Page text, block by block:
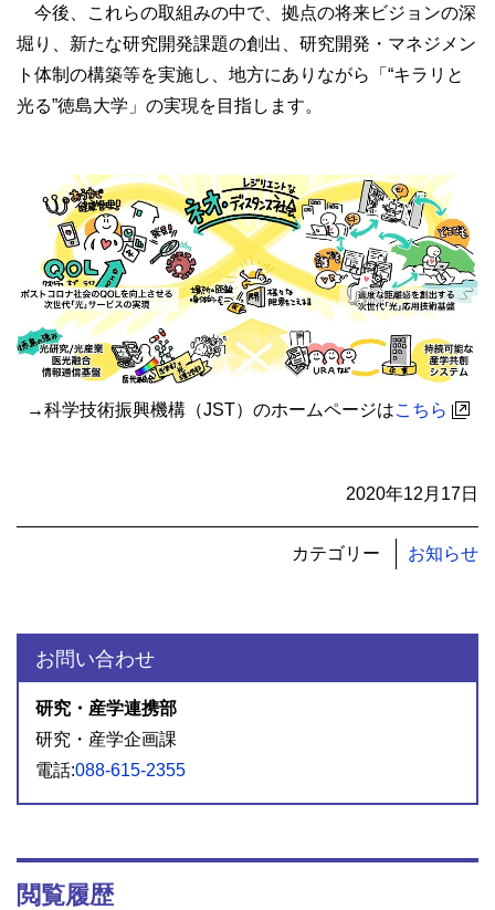
今後、これらの取組みの中で、拠点の将来ビジョンの深
堀り、新たな研究開発課題の創出、研究開発・マネジメン
ト体制の構築等を実施し、地方にありながら「“キラリと
光る”徳島大学」の実現を目指します。
→科学技術振興機構（JST）のホームページはこちら
2020年12月17日
カテゴリー お知らせ
お問い合わせ
研究・産学連携部
研究・産学企画課
電話:088-615-2355
閲覧履歴